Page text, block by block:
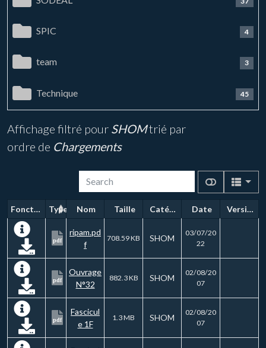
SPIC 4
team 3
Technique 45
Affichage filtré pour SHOMtrié par
ordre de Chargements
Fonctions Type Nom Taille Catégorie Date Version
pdf
ripam.pd
f
708.59 KB SHOM
03/07/20
22
pdf
Ouvrage
N°32
882.3 KB SHOM
02/08/20
07
pdf
Fascicul
e 1F
1.3 MB SHOM
02/08/20
07